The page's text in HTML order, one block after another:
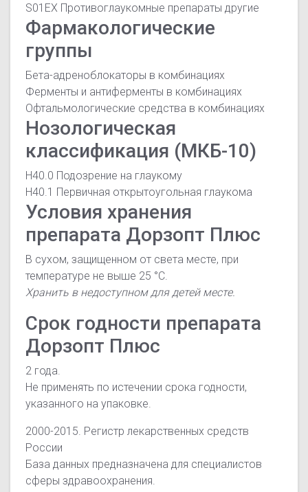
S01EX Противоглаукомные препараты другие
Фармакологические
группы
Бета-адреноблокаторы в комбинациях
Ферменты и антиферменты в комбинациях
Офтальмологические средства в комбинациях
Нозологическая
классификация (МКБ-10)
H40.0 Подозрение на глаукому
H40.1 Первичная открытоугольная глаукома
Условия хранения
препарата Дорзопт Плюс
В сухом, защищенном от света месте, при
температуре не выше 25 °C.
Хранить в недоступном для детей месте.
Срок годности препарата
Дорзопт Плюс
2 года.
Не применять по истечении срока годности,
указанного на упаковке.
2000-2015. Регистр лекарственных средств
России
База данных предназначена для специалистов
сферы здравоохранения.